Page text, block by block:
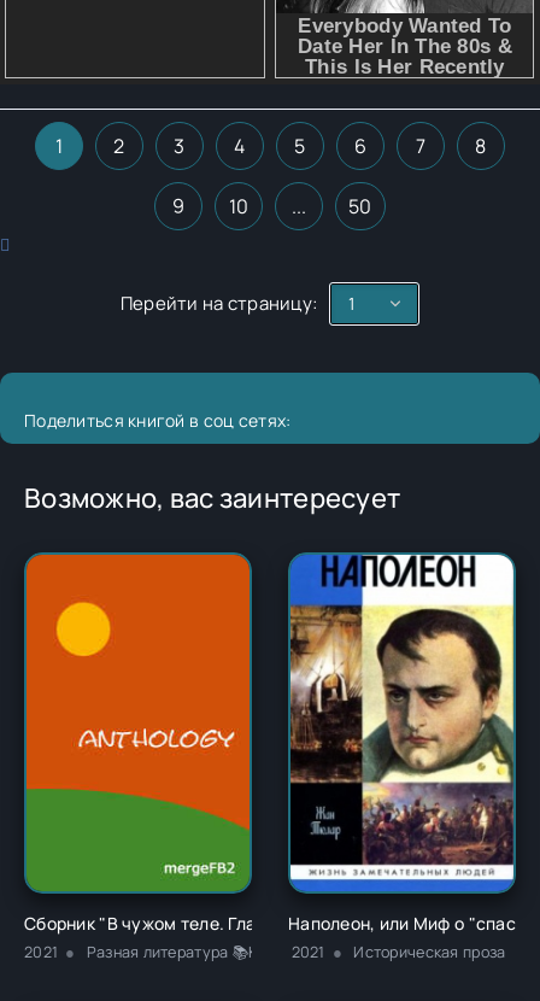
1 2 3 4 5 6 7 8
9 10 ... 50
Перейти на страницу:
Поделиться книгой в соц сетях:
Возможно, вас заинтересует
Сборник "В чужом теле. Глава 1" - Ричард Карл Лаймон
2021 Разная литература 📚Классика
Наполеон, или Миф о
2021 Историческая проза